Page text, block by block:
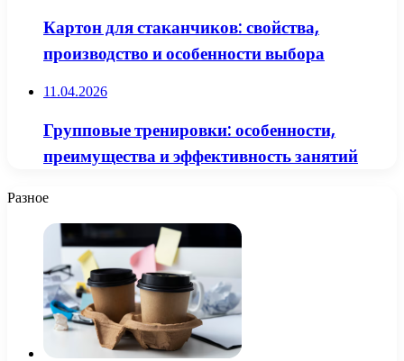
Картон для стаканчиков: свойства,
производство и особенности выбора
11.04.2026
Групповые тренировки: особенности,
преимущества и эффективность занятий
Разное